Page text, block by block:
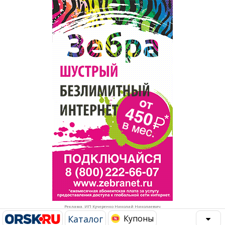
Реклама. ИП Кучеренко Николай Николаевич
Каталог Купоны
Рестораны, кафе, бары
Развлечения и отдых
Спорт Фитнес
Недвижимость
Красота Косметология
Торговля
Бизнес и финансы
Юристы, Экспертиза, Страхование
Ремонт
Социальные организации
Это интересно
Администрация
Популярное →